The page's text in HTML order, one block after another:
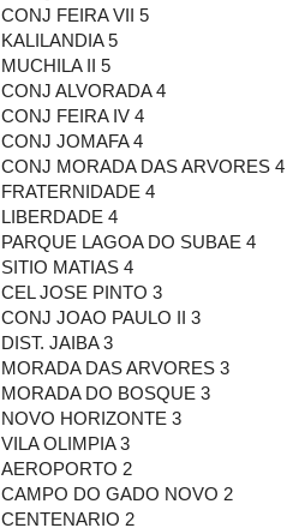
CONJ FEIRA VII 5
KALILANDIA 5
MUCHILA II 5
CONJ ALVORADA 4
CONJ FEIRA IV 4
CONJ JOMAFA 4
CONJ MORADA DAS ARVORES 4
FRATERNIDADE 4
LIBERDADE 4
PARQUE LAGOA DO SUBAE 4
SITIO MATIAS 4
CEL JOSE PINTO 3
CONJ JOAO PAULO II 3
DIST. JAIBA 3
MORADA DAS ARVORES 3
MORADA DO BOSQUE 3
NOVO HORIZONTE 3
VILA OLIMPIA 3
AEROPORTO 2
CAMPO DO GADO NOVO 2
CENTENARIO 2